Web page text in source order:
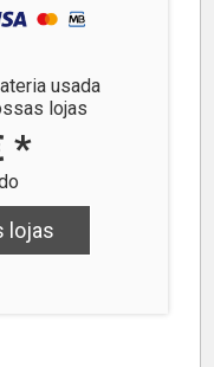
usada
lojas
*
lojas